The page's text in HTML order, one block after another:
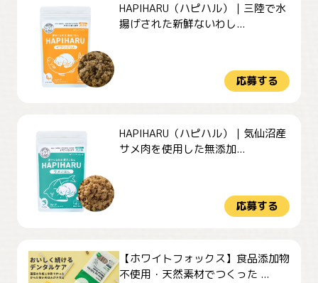
HAPIHARU（ハピハル）｜三陸で水
揚げされた新鮮ないわし...
応募する
HAPIHARU（ハピハル）｜気仙沼産
サメ肉を使用した無添加...
応募する
【ホワイトフォックス】食品添加物
不使用・天然素材でつくった ...